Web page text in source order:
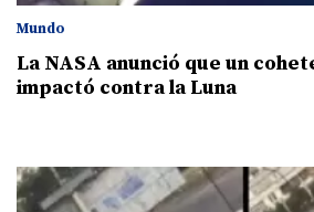
Mundo
La NASA anunció que un
impactó contra la Luna